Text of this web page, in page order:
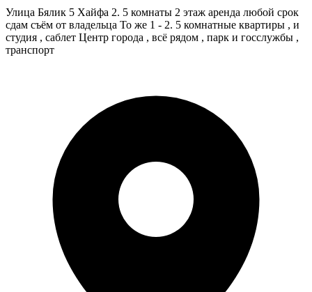
Улица Бялик 5 Хайфа 2. 5 комнаты 2 этаж аренда любой срок
сдам съём от владельца То же 1 - 2. 5 комнатные квартиры , и
студия , саблет Центр города , всё рядом , парк и госслужбы ,
транспорт